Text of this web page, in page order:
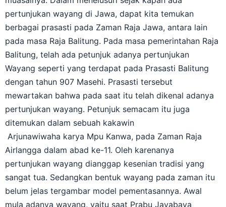
pertunjukan wayang di Jawa, dapat kita temukan
berbagai prasasti pada Zaman Raja Jawa, antara lain
pada masa Raja Balitung. Pada masa pemerintahan Raja
Balitung, telah ada petunjuk adanya pertunjukan
Wayang seperti yang terdapat pada Prasasti Balitung
dengan tahun 907 Masehi. Prasasti tersebut
mewartakan bahwa pada saat itu telah dikenal adanya
pertunjukan wayang. Petunjuk semacam itu juga
ditemukan dalam sebuah kakawin
Arjunawiwaha karya Mpu Kanwa, pada Zaman Raja
Airlangga dalam abad ke-11. Oleh karenanya
pertunjukan wayang dianggap kesenian tradisi yang
sangat tua. Sedangkan bentuk wayang pada zaman itu
belum jelas tergambar model pementasannya. Awal
mula adanya wayang, yaitu saat Prabu Jayabaya